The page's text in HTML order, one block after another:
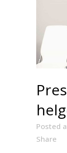
Posted
Share